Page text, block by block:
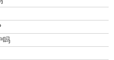
吗